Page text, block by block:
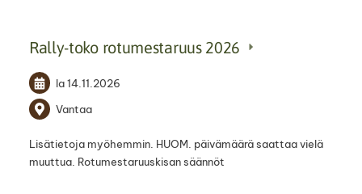
Rally-toko rotumestaruus 2026
la 14.11.2026
Vantaa
Lisätietoja myöhemmin. HUOM. päivämäärä saattaa vielä
muuttua. Rotumestaruuskisan säännöt